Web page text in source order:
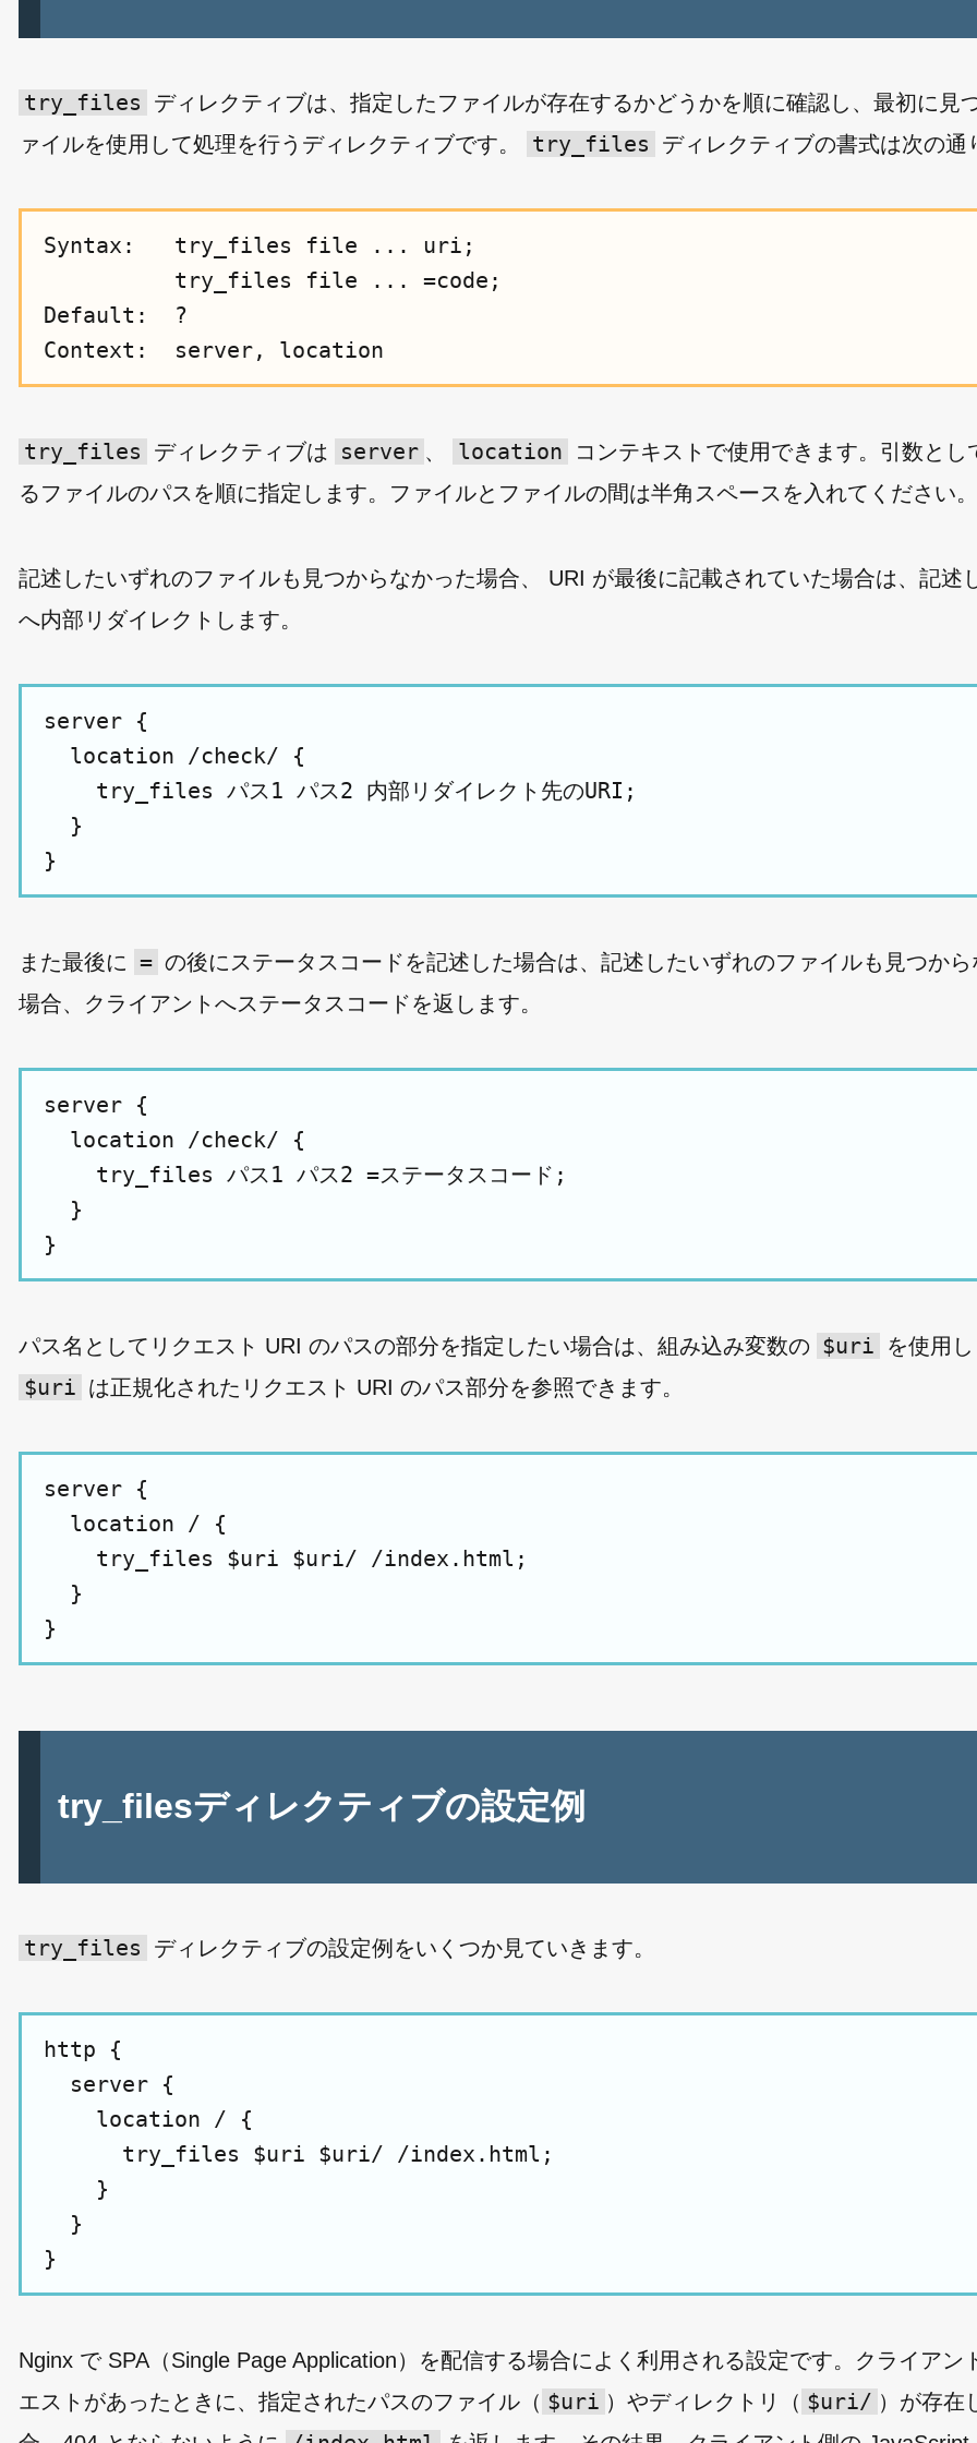
try_files
ディレクティブは、指定したファイルが存在するかどうかを順に確認し、最初に見
ァイルを使用して処理を行うディレクティブです。
try_files ディレクティブの書式は次の通
Syntax:   try_files file ... uri;
          try_files file ... =code;
Default:  ?
try_files ディレクティブは server 、 location
コンテキストで使用できます。引数とし
るファイルのパスを順に指定します。ファイルとファイルの間は半角スペースを入れてください。
記述したいずれのファイルも見つからなかった場合、 URI が最後に記載されていた場合は、記述
へ内部リダイレクトします。
server {
  location /check/ {
    try_files パス1 パス2 内部リダイレクト先のURI;
  }
また最後に = の後にステータスコードを記述した場合は、記述したいずれのファイルも見つか
場合、クライアントへステータスコードを返します。
server {
  location /check/ {
    try_files パス1 パス2 =ステータスコード;
  }
パス名としてリクエスト URI のパスの部分を指定したい場合は、組み込み変数の $uri を使用
$uri は正規化されたリクエスト URI のパス部分を参照できます。
server {
  location / {
    try_files $uri $uri/ /index.html;
  }
try_filesディレクティブの設定例
try_files ディレクティブの設定例をいくつか見ていきます。
http {
  server {
    location / {
      try_files $uri $uri/ /index.html;
    }
  }
Nginx で SPA（Single Page Application）を配信する場合によく利用される設定です。クライアン
エストがあったときに、指定されたパスのファイル（ $uri ）やディレクトリ（ $uri/ ）が存在